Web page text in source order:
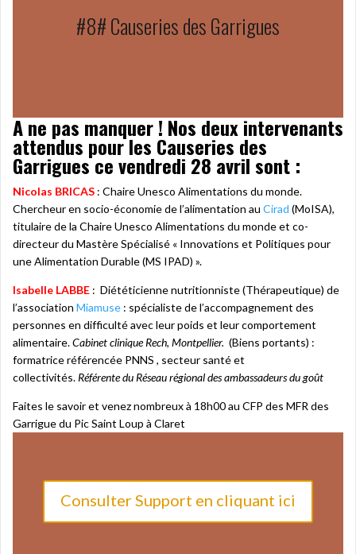
#8# Causeries des Garrigues
A ne pas manquer ! Nos deux intervenants
attendus pour les Causeries des
Garrigues ce vendredi 28 avril sont :
Nicolas BRICAS : Chaire Unesco Alimentations du monde.
Chercheur en socio-économie de l’alimentation au Cirad (MoISA),
titulaire de la Chaire Unesco Alimentations du monde et co-
directeur du Mastère Spécialisé « Innovations et Politiques pour
une Alimentation Durable (MS IPAD) ».
Isabelle LABBE : Diététicienne nutritionniste (Thérapeutique) de
l’association Miamuse : spécialiste de l’accompagnement des
personnes en difficulté avec leur poids et leur comportement
alimentaire.Cabinet clinique Rech, Montpellier. (Biens portants) :
formatrice référencée PNNS , secteur santé et
collectivités. Référente du Réseau régional des ambassadeurs du goût
Faites le savoir et venez nombreux à 18h00 au CFP des MFR des
Garrigue du Pic Saint Loup à Claret
Consulter Support en cliquant ici